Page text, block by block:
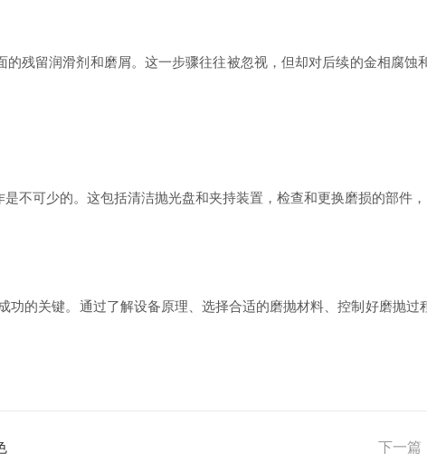
留润滑剂和磨屑。这一步骤往往被忽视，但却对后续的金相腐蚀
可少的。这包括清洁抛光盘和夹持装置，检查和更换磨损的部件，
的关键。通过了解设备原理、选择合适的磨抛材料、控制好磨抛过
下一篇